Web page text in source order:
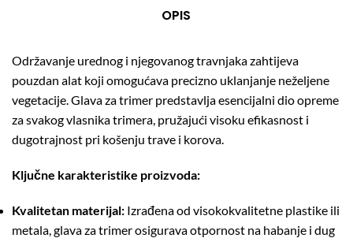
OPIS
Održavanje urednog i njegovanog travnjaka zahtijeva
pouzdan alat koji omogućava precizno uklanjanje neželjene
vegetacije.Glava za trimer predstavlja esencijalni dio opreme
za svakog vlasnika trimera, pružajući visoku efikasnost i
dugotrajnost pri košenju trave i korova.
Ključne karakteristike proizvoda:
Kvalitetan materijal: Izrađena od visokokvalitetne plastike ili
metala, glava za trimer osigurava otpornost na habanje i dug